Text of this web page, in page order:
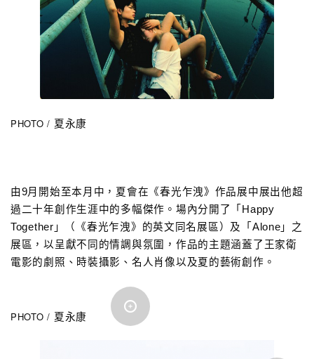
PHOTO / 夏永康
由9月開始至本月中，夏會在《春光乍洩》作品展中展出他超
過二十年創作生涯中的多幅傑作。場內分開了「Happy
Together」（
《春光乍洩》的英文同名 展區 ）
及「Alone」之
展區，以呈獻不同的情調與氛圍，作品的主題涵蓋了王家衛
電影的劇照、時裝攝影、名人肖像以及夏的藝術創作。
PHOTO / 夏永康